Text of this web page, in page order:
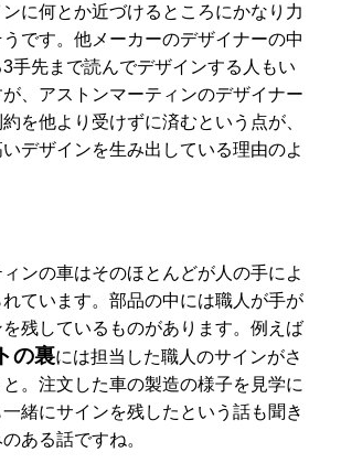
に何とか近づけるところにかなり力
です。他メーカーのデザイナーの中
手先まで読んでデザインする人もい
、アストンマーティンのデザイナー
を他より受けずに済むという点が、
デザインを生み出している理由のよ
ンの車はそのほとんどが人の手によ
ています。部品の中には職人が手が
残しているものがあります。例えば
の裏には担当した職人のサインがさ
。注文した車の製造の様子を見学に
緒にサインを残したという話も聞き
ある話ですね。